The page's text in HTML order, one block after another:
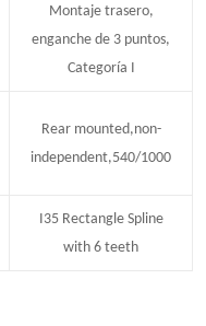
Montaje trasero,
enganche de 3 puntos,
Categoría I
Rear mounted,non-
independent,540/1000
I35 Rectangle Spline
with 6 teeth